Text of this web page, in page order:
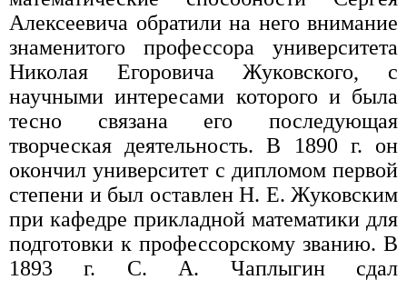
Алексеевича обратили на него внимание
знаменитого профессора университета
Николая Егоровича Жуковского, с
научными интересами которого и была
тесно связана его последующая
творческая деятельность. В 1890 г. он
окончил университет с дипломом первой
степени и был оставлен Н. Е. Жуковским
при кафедре прикладной математики для
подготовки к профессорскому званию. В
1893 г. С. А. Чаплыгин сдал